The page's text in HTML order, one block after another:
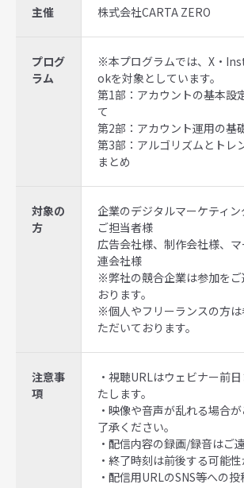
主催 株式会社CARTA ZERO
プログ
ラム
※本プログラムでは、 X ・
okを対象としています。
第1部：アカウントの基本設
て
第2部：アカウント運用の基
第3部：アルゴリズムとトレ
まとめ
対象の
方
企業のデジタルマーケティ
ご担当者様
広告会社様、制作会社様、
連会社様
※弊社の競合企業は参加をご
おります。
※個人やフリーランスの方
ただいております。
注意事
項
・視聴URLはウェビナー前
たします。
・映像や音声が乱れる場合
了承ください。
・配信内容の録画/録音はご
・終了時刻は前後する可能性
・配信用URLのSNS等への投